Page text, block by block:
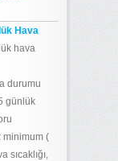
Hava
hava
durumu
günlük
minimum (
sıcaklığı,